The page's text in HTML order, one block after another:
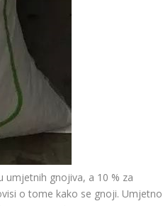
umjetnih gnojiva, a 10 % za
o tome kako se gnoji. Umjetno